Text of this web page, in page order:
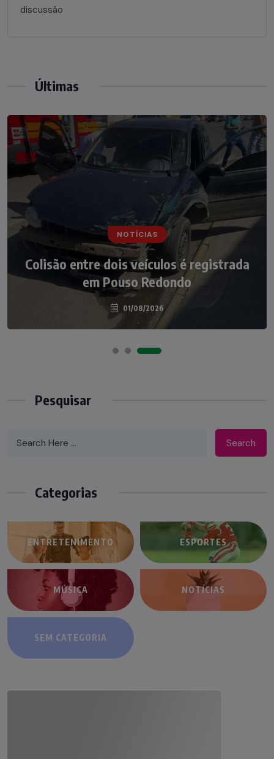
discussão
Últimas
NOTÍCIAS
Colisão entre dois veículos é registrada
em Pouso Redondo
01/08/2026
NOTÍCIAS
Irmãos de 7 e 14 anos morrem
atropelados na BR-470 em Pouso
Redondo
04/08/2026
Pesquisar
Search
Categorias
ENTRETENIMENTO ESPORTES
MÚSICA NOTÍCIAS
SEM CATEGORIA